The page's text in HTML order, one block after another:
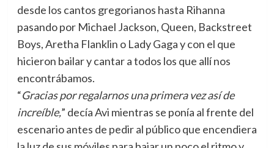
desde los cantos gregorianos hasta Rihanna
pasando por Michael Jackson, Queen, Backstreet
Boys, Aretha Flanklin o Lady Gaga y con el que
hicieron bailar y cantar a todos los que allí nos
encontrábamos.
“Gracias por regalarnos una primera vez así de
increíble,” decía Avi mientras se ponía al frente del
escenario antes de pedir al público que encendiera